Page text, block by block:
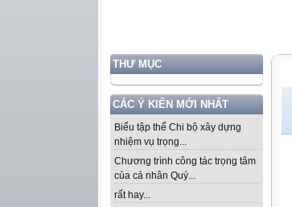
THƯ MỤC
CÁC Ý KIẾN MỚI NHẤT
Biểu tập thể Chi bộ xây dựng
nhiệm vụ trọng...
Chương trình công tác trọng tâm
của cá nhân Quý...
rất hay...